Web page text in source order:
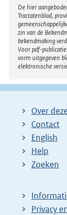
De hier
Tractatenblad,
zin van de
bekendmaking
Voor pdf-
vorm uitgegeven
elektronische
Over
Contact
English
Help
Zoeken
Privacy